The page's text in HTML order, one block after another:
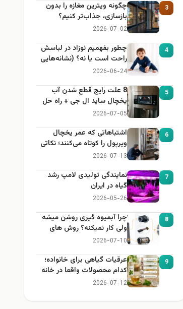
3
چگونه ویترین مغازه را بدون
بازسازی، جذاب‌تر کنیم؟
2026-07-02
4
چطور بفهمیم نوزاد در لباسش
راحت است یا نه؟ (نشانه‌هایی
که هر مادر باید بداند)
2026-06-24
5
8 علت رایج قطع شدن آب
یخچال ساید ال جی + راه حل
2026-07-05
6
اشتباهاتی که عمر یخچال
ویرپول را کوتاه می‌کنند؛ نکاتی
که باید بدانید
2026-07-13
7
نمایندگی تولیدی لامپ رشد
گیاه در ایران
2026-05-26
8
چرا آبمیوه گیری روشن میشه
ولی کار نمیکنه؟ روش های
عیب یابی
2026-07-10
9
عرقیات گیاهی برای خانواده؛
کدام محصولات واقعا در خانه
کاربرد دارند؟
2026-07-12